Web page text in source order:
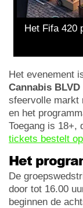
Het Fifa 420
Het evenement
Cannabis BLVD
sfeervolle markt
en het
Toegang is 18+,
tickets bestelt
Het
De
door tot 16.00
beginnen de